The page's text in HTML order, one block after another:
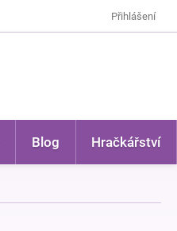
Přihlášení
Blog Hračkářství